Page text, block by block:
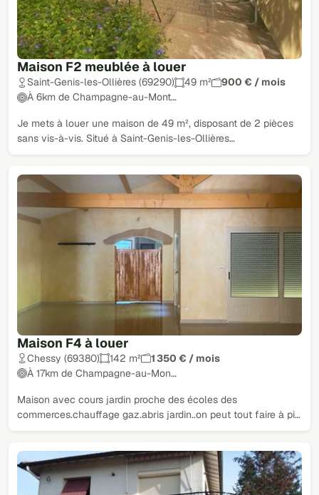
Maison F2 meublée à louer
Saint-Genis-les-Ollières (69290) 49 m²
900 € / mois
À 6km de Champagne-au-Mont…
Je mets à louer une maison de 49 m², disposant de 2 pièces
sans vis-à-vis. Situé à Saint-Genis-les-Ollières…
Maison F4 à louer
Chessy (69380) 142 m²
1 350 € / mois
À 17km de Champagne-au-Mon…
Maison avec cours jardin proche des écoles des
commerces.chauffage gaz.abris jardin..on peut tout faire à pi…